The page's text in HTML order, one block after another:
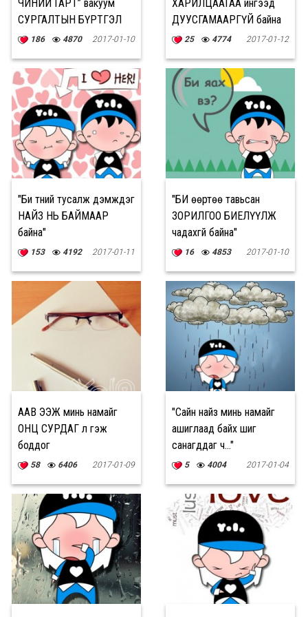
ЧИНИЙ ГАРТ” вакуум
СУРГАЛТЫН БҮРТГЭЛ
эхэллээ
186 4870 2017-01-10
ХАРИЛЦААГАА ингээд
ДУУСГАМААРГҮЙ байна
25 4774 2017-01-12
"Би түүний тусалж дэмждэг
НАЙЗ НЬ БАЙМААР
байна"
153 4192 2017-01-11
"БИ өөртөө тавьсан
ЗОРИЛГОО БИЕЛҮҮЛЖ
чадахгүй байна"
16 4853 2017-01-10
ААВ ЭЭЖ минь намайг
ОНЦ СУРДАГ л гэж
боддог
58 6406 2017-01-09
"Сайн найз минь намайг
ашиглаад байх шиг
санагддаг ч..."
5 4004 2017-01-04